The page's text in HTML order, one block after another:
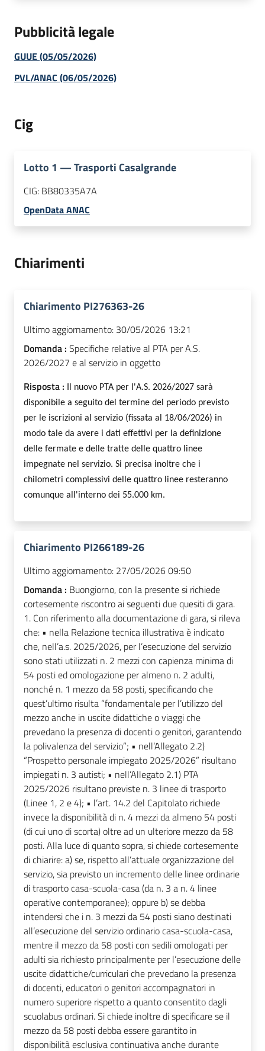
Pubblicità legale
GUUE (05/05/2026)
PVL/ANAC (06/05/2026)
Cig
Lotto 1 —Trasporti Casalgrande
CIG: BB80335A7A
OpenData ANAC
Chiarimenti
Chiarimento PI276363-26
Ultimo aggiornamento: 30/05/2026 13:21
Domanda : Specifiche relative al PTA per A.S.
2026/2027 e al servizio in oggetto
Risposta :
Il nuovo PTA per l'A.S. 2026/2027 sarà
disponibile a seguito del termine del periodo previsto
per le iscrizioni al servizio (fissata al 18/06/2026) in
modo tale da avere i dati effettivi per la definizione
delle fermate e delle tratte delle quattro linee
impegnate nel servizio. Si precisa inoltre che i
chilometri complessivi delle quattro linee resteranno
comunque all'interno dei 55.000 km.
Chiarimento PI266189-26
Ultimo aggiornamento: 27/05/2026 09:50
Domanda : Buongiorno, con la presente si richiede
cortesemente riscontro ai seguenti due quesiti di gara.
1. Con riferimento alla documentazione di gara, si rileva
che: • nella Relazione tecnica illustrativa è indicato
che, nell’a.s. 2025/2026, per l’esecuzione del servizio
sono stati utilizzati n. 2 mezzi con capienza minima di
54 posti ed omologazione per almeno n. 2 adulti,
nonché n. 1 mezzo da 58 posti, specificando che
quest’ultimo risulta “fondamentale per l’utilizzo del
mezzo anche in uscite didattiche o viaggi che
prevedano la presenza di docenti o genitori, garantendo
la polivalenza del servizio”; • nell’Allegato 2.2)
“Prospetto personale impiegato 2025/2026” risultano
impiegati n. 3 autisti; • nell’Allegato 2.1) PTA
2025/2026 risultano previste n. 3 linee di trasporto
(Linee 1, 2 e 4); • l’art. 14.2 del Capitolato richiede
invece la disponibilità di n. 4 mezzi da almeno 54 posti
(di cui uno di scorta) oltre ad un ulteriore mezzo da 58
posti. Alla luce di quanto sopra, si chiede cortesemente
di chiarire: a) se, rispetto all’attuale organizzazione del
servizio, sia previsto un incremento delle linee ordinarie
di trasporto casa-scuola-casa (da n. 3 a n. 4 linee
operative contemporanee); oppure b) se debba
intendersi che i n. 3 mezzi da 54 posti siano destinati
all’esecuzione del servizio ordinario casa-scuola-casa,
mentre il mezzo da 58 posti con sedili omologati per
adulti sia richiesto principalmente per l’esecuzione delle
uscite didattiche/curriculari che prevedano la presenza
di docenti, educatori o genitori accompagnatori in
numero superiore rispetto a quanto consentito dagli
scuolabus ordinari. Si chiede inoltre di specificare se il
mezzo da 58 posti debba essere garantito in
disponibilità esclusiva continuativa anche durante